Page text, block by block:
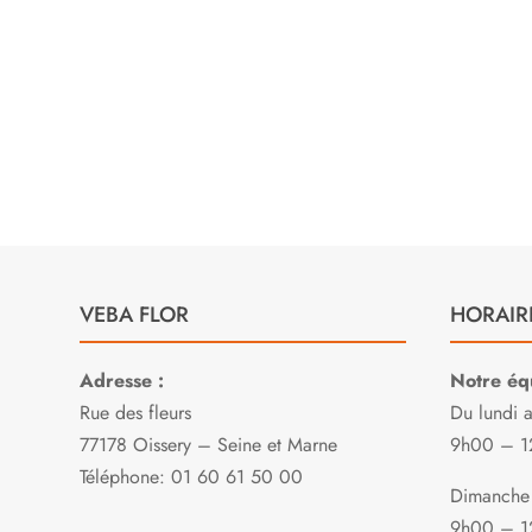
VEBA FLOR
Adresse :
Rue des fleurs
77178 Oissery – Seine et Marne
Téléphone: 01 60 61 50 00
Notre
Du lundi
9h00 –